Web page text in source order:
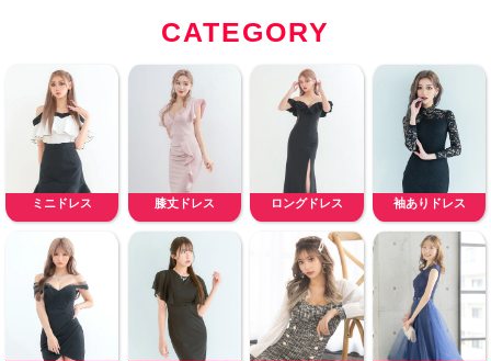
CATEGORY
ミニドレス 膝丈ドレス ロングドレス 袖ありドレス